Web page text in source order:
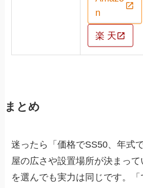
n
楽 天
まとめ
迷ったら「価格でSS50、年式
屋の広さや設置場所が決まっ
を選んでも実力は同じです。